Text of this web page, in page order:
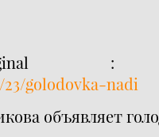
golodovka-nadi
объявляет